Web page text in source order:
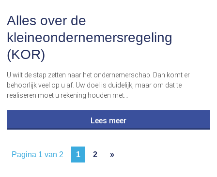
Alles over de
kleineondernemersregeling
(KOR)
U wilt de stap zetten naar het ondernemerschap. Dan komt er
behoorlijk veel op u af. Uw doel is duidelijk, maar om dat te
realiseren moet u rekening houden met…
Lees meer
Pagina 1 van 2 1 2 »